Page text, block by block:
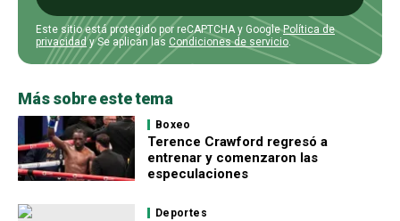
Este sitio está protegido por reCAPTCHA y GooglePolítica de
privacidady Se aplican las Condiciones de servicio.
Más sobre este tema
Boxeo
Terence Crawford regresó a
entrenar y comenzaron las
especulaciones
Deportes